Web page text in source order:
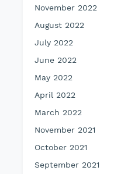
November 2022
August 2022
July 2022
June 2022
May 2022
April 2022
March 2022
November 2021
October 2021
September 2021